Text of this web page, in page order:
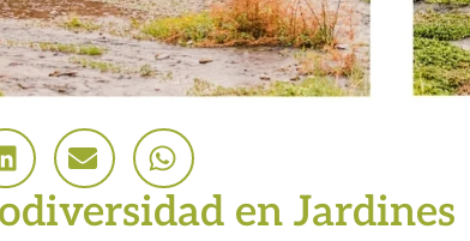
en Jardines